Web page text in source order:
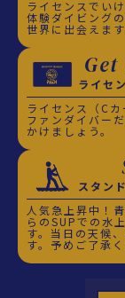
ライセンスでい
体験ダイビング
世界に出会えます
ライセ
ライセンス（C
ファンダイバー
かけましょう。
スタン
人気急上昇中！
らのSUPでの水
す。当日の天候
す。予めご了承く